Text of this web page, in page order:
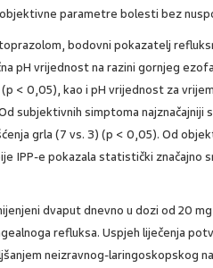
parametre bolesti bez
bodovni pokazatelj
pH vrijednost na razini gornjeg
< 0,05), kao i pH vrijednost za
subjektivnih simptoma najznačajniji
grla (7 vs. 3) (p < 0,05). Od
IPP-e pokazala statistički značajno
dvaput dnevno u dozi od 20
refluksa. Uspjeh liječenja
neizravnog-laringoskopskog